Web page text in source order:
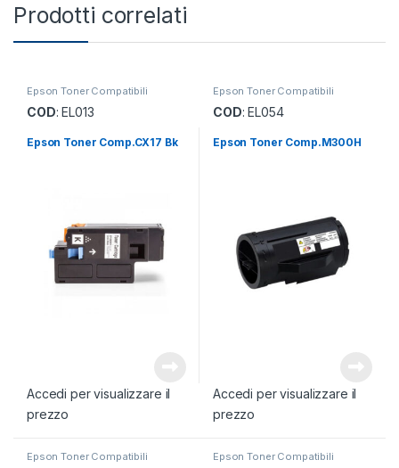
Prodotti correlati
Epson Toner Compatibili
COD: EL013
Epson Toner Comp.CX17 Bk
Accedi per visualizzare il
prezzo
Epson Toner Compatibili
COD: EL054
Epson Toner Comp.M300H
Accedi per visualizzare il
prezzo
Epson Toner Compatibili Epson Toner Compatibili